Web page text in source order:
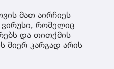
მათ აირჩიეს
ვირუსი, რომელიც
და თითქმის
მიერ კარგად არის